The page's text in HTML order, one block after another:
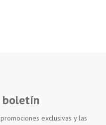
boletín
exclusivas y las